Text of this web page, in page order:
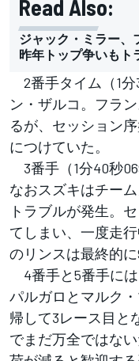
Read Also:
ジャック・ミラー、
昨年トップ争いもト
2番手タイム（1分
ン・ザルコ。フラ
るが、セッション
につけていた。
3番手（1分40秒
なおスズキはチー
トラブルが発生。
てしまい、一度走
のリンスは最終的
4番手と5番手に
パルガロとマルク
帰して3レース目と
でまだ万全ではな